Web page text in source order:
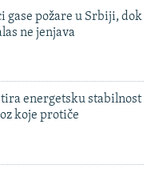
gase požare u Srbiji, dok
ne jenjava
energetsku stabilnost
koje protiče